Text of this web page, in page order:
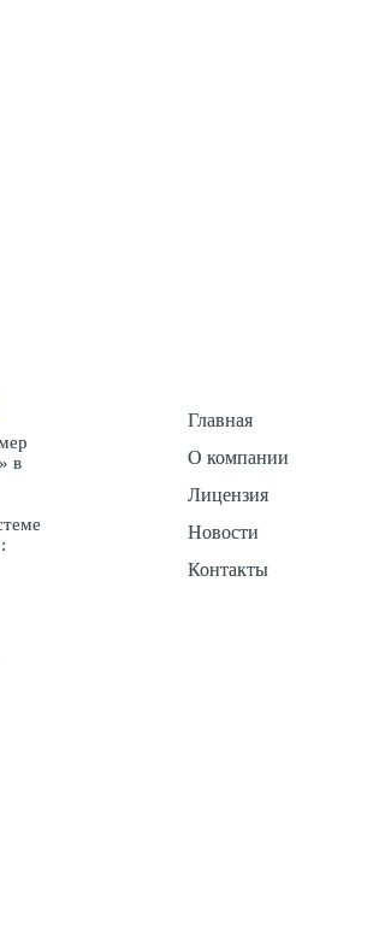
в
Главная
О компании
Лицензия
Новости
Контакты